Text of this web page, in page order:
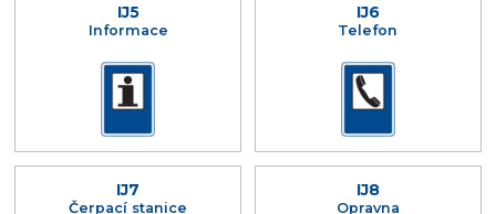
IJ5
Informace
IJ6
Telefon
IJ7
Čerpací stanice
IJ8
Opravna